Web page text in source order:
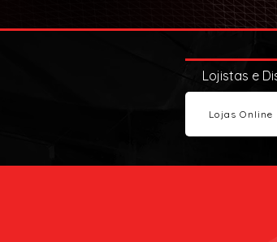
Lojistas e
Lojas Online